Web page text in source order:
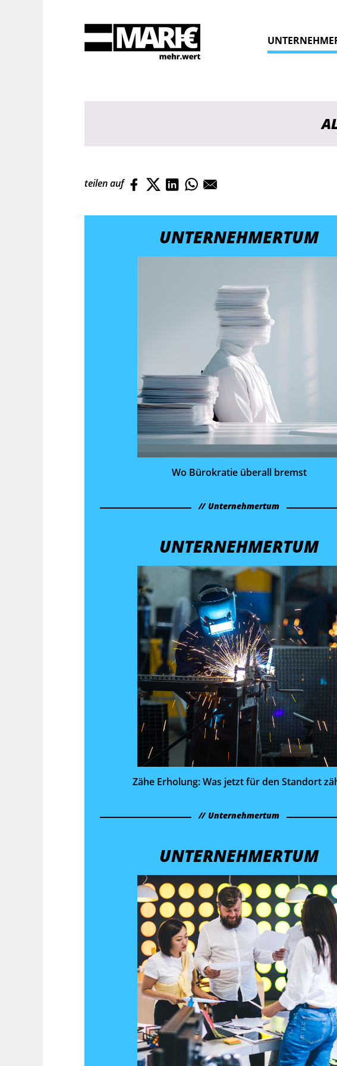
Suche
teilen auf
UNTERNEHMERTUM
Wo Bürokratie überall bremst
Unternehmertum
UNTERNEHMERTUM
Zähe Erholung: Was jetzt für den Standort
Unternehmertum
UNTERNEHMERTUM